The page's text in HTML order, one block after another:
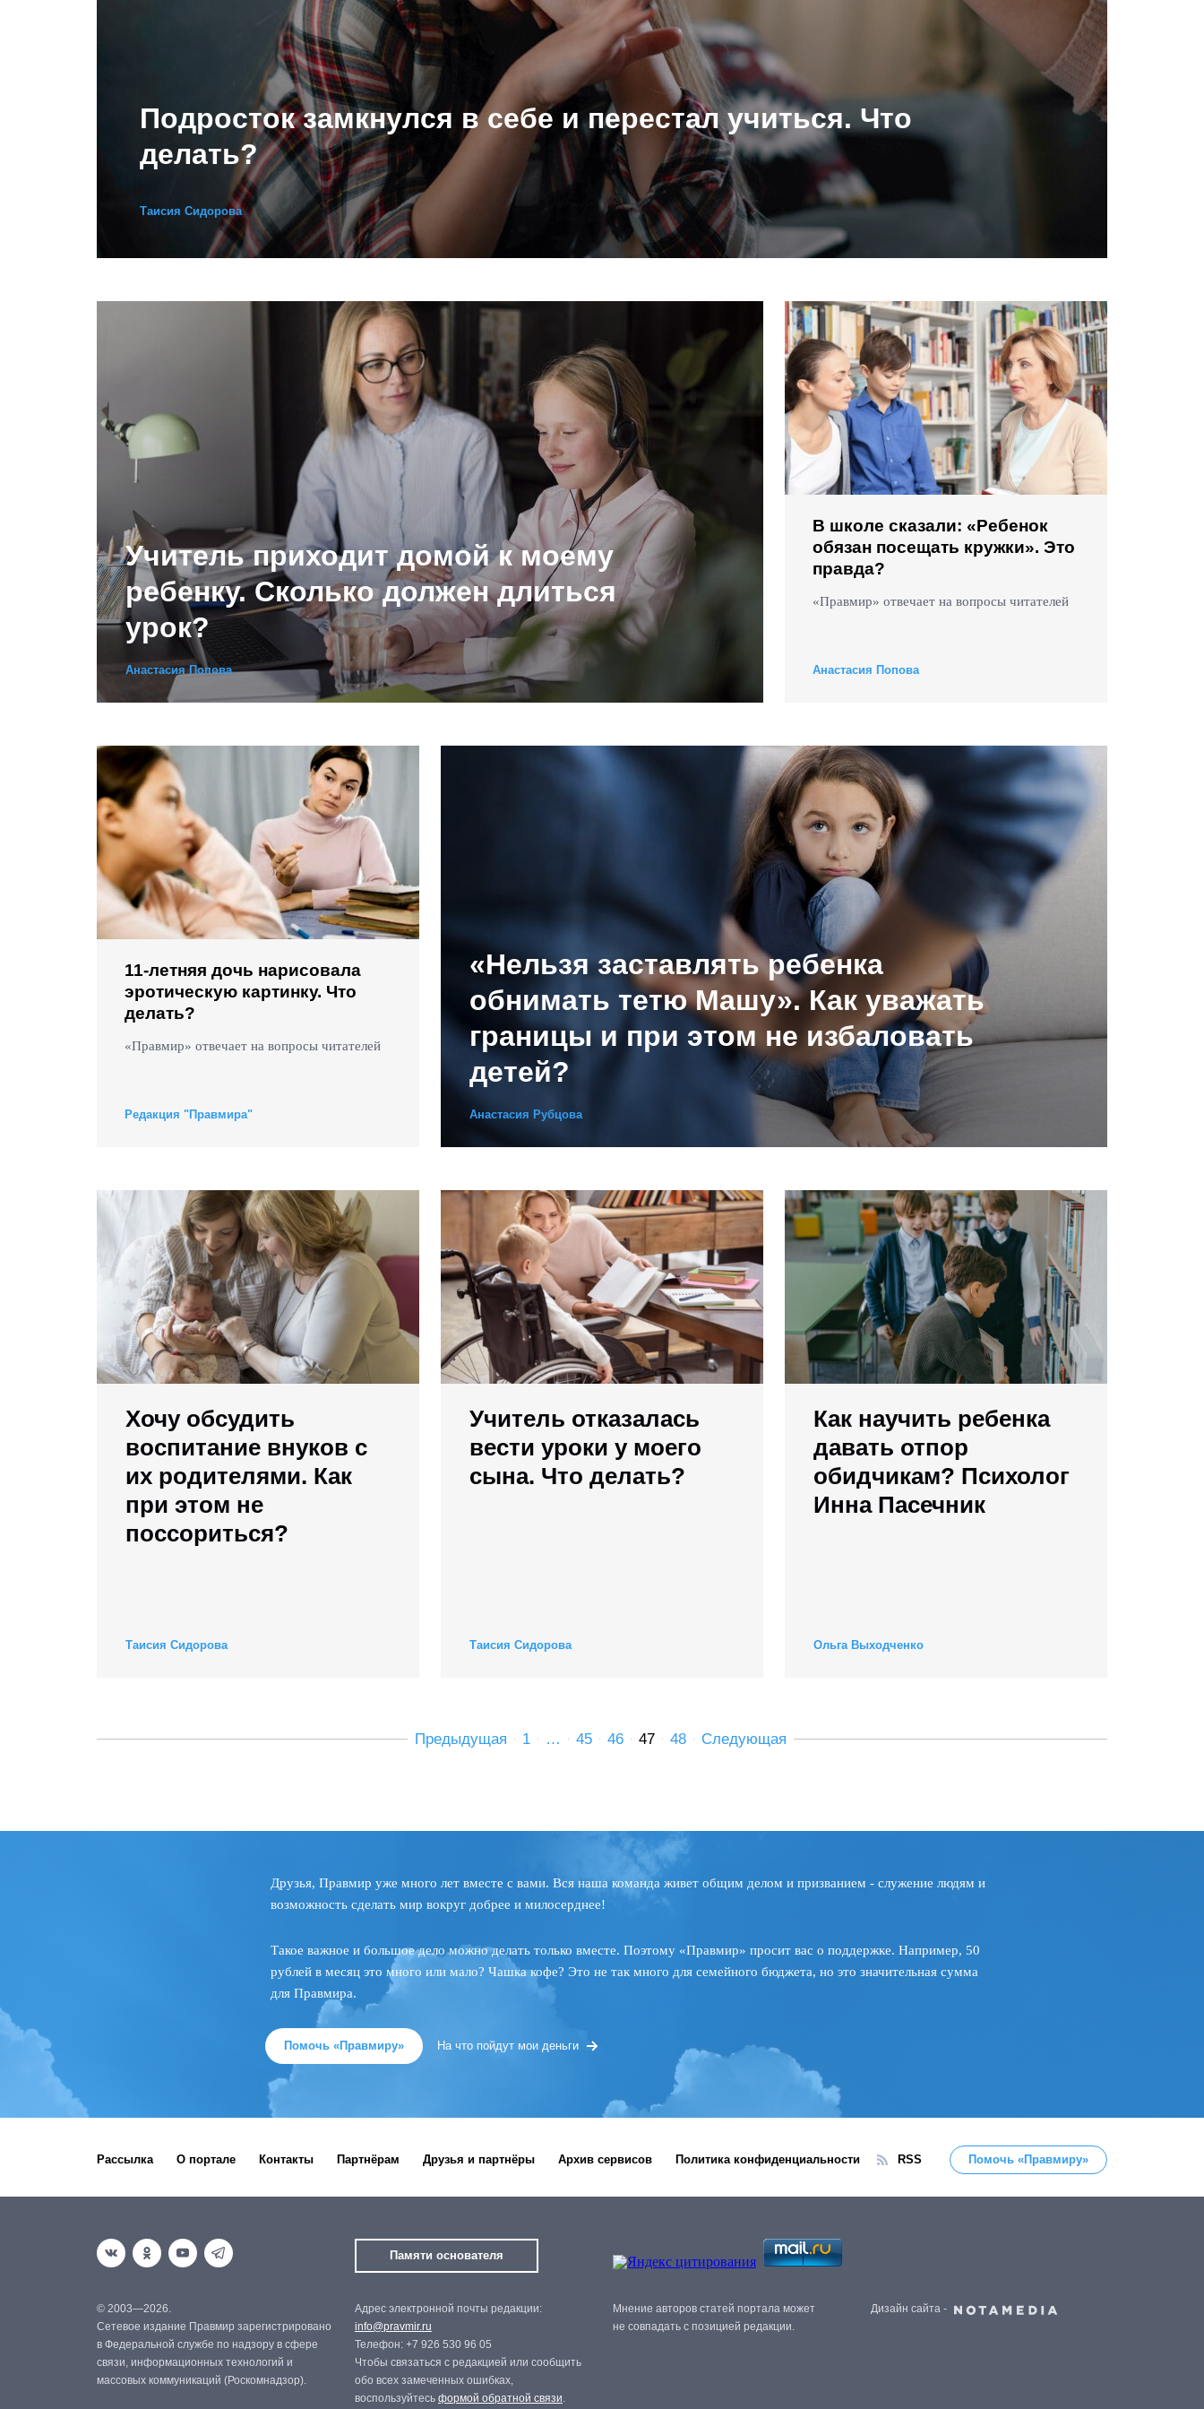
Подросток замкнулся в себе и перестал учиться. Что
делать?
Таисия Сидорова
Учитель приходит домой к моему
ребенку. Сколько должен длиться
урок?
Анастасия Попова
В школе сказали: «Ребенок
обязан посещать кружки». Это
правда?
«Правмир» отвечает на вопросы читателей
Анастасия Попова
11-летняя дочь нарисовала
эротическую картинку. Что
делать?
«Правмир» отвечает на вопросы читателей
Редакция "Правмира"
«Нельзя заставлять ребенка
обнимать тетю Машу». Как уважать
границы и при этом не избаловать
детей?
Анастасия Рубцова
Хочу обсудить
воспитание внуков с
их родителями. Как
при этом не
поссориться?
Таисия Сидорова
Учитель отказалась
вести уроки у моего
сына. Что делать?
Таисия Сидорова
Как научить ребенка
давать отпор
обидчикам? Психолог
Инна Пасечник
Ольга Выходченко
Предыдущая 1 … 45 46 47 48 Следующая
Друзья, Правмир уже много лет вместе с вами. Вся наша команда живет общим делом и призванием - служение людям и
возможность сделать мир вокруг добрее и милосерднее!
Такое важное и большое дело можно делать только вместе. Поэтому «Правмир» просит вас о поддержке. Например, 50
рублей в месяц это много или мало? Чашка кофе? Это не так много для семейного бюджета, но это значительная сумма
для Правмира.
Помочь «Правмиру» На что пойдут мои деньги
Рассылка О портале Контакты Партнёрам Друзья и партнёры Архив сервисов Политика конфиденциальности RSS Помочь «Правмиру»
Памяти основателя
© 2003—2026.
Сетевое издание Правмир зарегистрировано
в Федеральной службе по надзору в сфере
связи, информационных технологий и
массовых коммуникаций (Роскомнадзор).
Адрес электронной почты редакции:
info@pravmir.ru
Телефон: +7 926 530 96 05
Чтобы связаться с редакцией или сообщить
обо всех замеченных ошибках,
воспользуйтесь формой обратной связи.
Мнение авторов статей портала может
не совпадать с позицией редакции.
Дизайн сайта -